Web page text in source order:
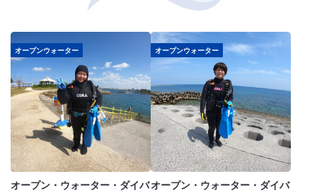
オープンウォーター
オープン・ウォーター・ダイバ
オープンウォーター
オープン・ウォーター・ダイバ